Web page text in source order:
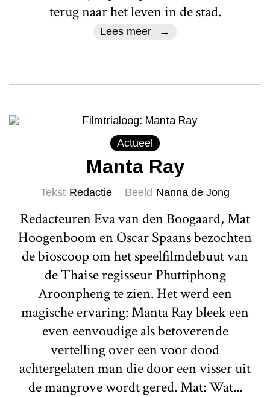
terug naar het leven in de stad.
Lees meer
Actueel
Manta Ray
Tekst Redactie Beeld Nanna de Jong
Redacteuren Eva van den Boogaard, Mat
Hoogenboom en Oscar Spaans bezochten
de bioscoop om het speelfilmdebuut van
de Thaise regisseur Phuttiphong
Aroonpheng te zien. Het werd een
magische ervaring: Manta Ray bleek een
even eenvoudige als betoverende
vertelling over een voor dood
achtergelaten man die door een visser uit
de mangrove wordt gered. Mat: Wat...